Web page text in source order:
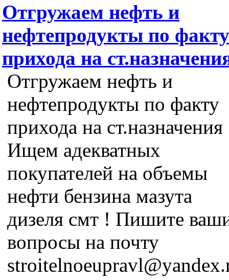
Отгружаем нефть и
нефтепродукты по факту
прихода на
Отгружаем нефть и
нефтепродукты по факту
прихода на ст.назначения
Ищем адекватных
покупателей на объемы
нефти бензина мазута
дизеля смт ! Пишите
вопросы на почту